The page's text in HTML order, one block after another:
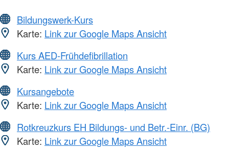
Bildungswerk-Kurs
Karte: Link zur Google Maps Ansicht
Kurs AED-Frühdefibrillation
Karte: Link zur Google Maps Ansicht
Kursangebote
Karte: Link zur Google Maps Ansicht
Rotkreuzkurs EH Bildungs- und Betr.-Einr. (BG)
Karte: Link zur Google Maps Ansicht